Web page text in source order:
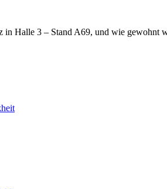
in Halle 3 – Stand A69, und wie gewohnt